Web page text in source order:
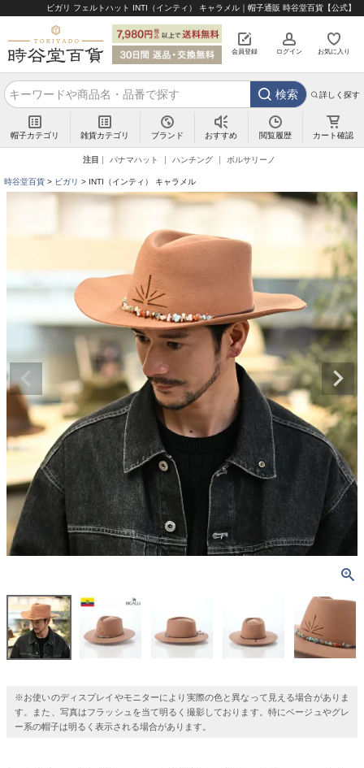
ビガリ フェルトハット INTI（インティ） キャラメル｜帽子通販 時谷堂百貨【公式】
会員登録 ログイン お気に入り
検索 詳しく探す
帽子カテゴリ 雑貨カテゴリ ブランド おすすめ 閲覧履歴 カート確認
注目 パナマハット ハンチング ボルサリーノ
時谷堂百貨 ビガリ INTI（インティ） キャラメル
※お使いのディスプレイやモニターにより実際の色と異なって見える場合がありま
す。また、写真はフラッシュを当て明るく撮影しております。特にベージュやグレ
ー系の帽子は明るく表示される場合があります。